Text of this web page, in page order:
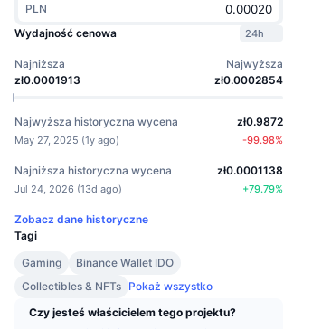
PLN
Wydajność cenowa
24h
Najniższa
zł0.0001913
Najwyższa
zł0.0002854
Najwyższa historyczna wycena
May 27, 2025 (1y ago)
zł0.9872
-99.98%
Najniższa historyczna wycena
Jul 24, 2026 (13d ago)
zł0.0001138
+79.79%
Zobacz dane historyczne
Tagi
Gaming
Binance Wallet IDO
Collectibles & NFTs Pokaż wszystko
Czy jesteś właścicielem tego projektu?